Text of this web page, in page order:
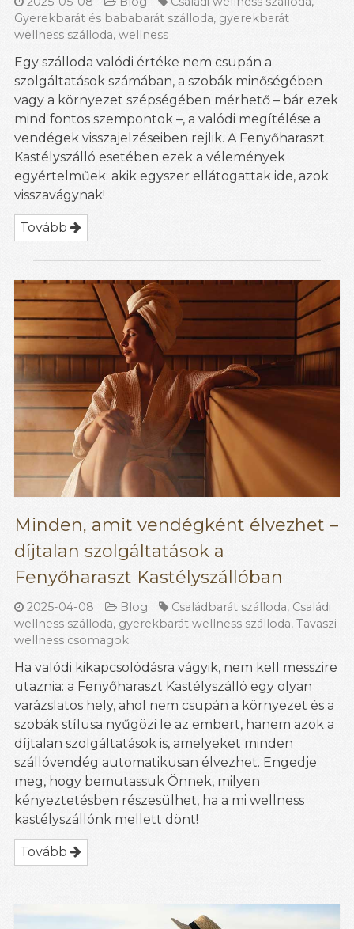
Gyerekbarát és bababarát szálloda, gyerekbarát
wellness szálloda, wellness
Egy szálloda valódi értéke nem csupán a
szolgáltatások számában, a szobák minőségében
vagy a környezet szépségében mérhető – bár ezek
mind fontos szempontok –, a valódi megítélése a
vendégek visszajelzéseiben rejlik. A Fenyőharaszt
Kastélyszálló esetében ezek a vélemények
egyértelműek: akik egyszer ellátogattak ide, azok
visszavágynak!
Tovább
Minden, amit vendégként élvezhet –
díjtalan szolgáltatások a
Fenyőharaszt Kastélyszállóban
2025-04-08 Blog Családbarát szálloda, Családi
wellness szálloda, gyerekbarát wellness szálloda, Tavaszi
wellness csomagok
Ha valódi kikapcsolódásra vágyik, nem kell messzire
utaznia: a Fenyőharaszt Kastélyszálló egy olyan
varázslatos hely, ahol nem csupán a környezet és a
szobák stílusa nyűgözi le az embert, hanem azok a
díjtalan szolgáltatások is, amelyeket minden
szállóvendég automatikusan élvezhet. Engedje
meg, hogy bemutassuk Önnek, milyen
kényeztetésben részesülhet, ha a mi wellness
kastélyszállónk mellett dönt!
Tovább